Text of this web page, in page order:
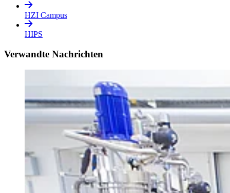
HZI Campus
HIPS
Verwandte Nachrichten